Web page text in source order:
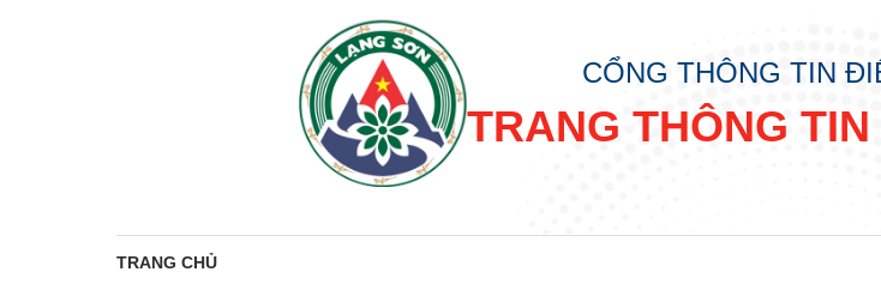
CỔNG THÔNG TIN
TRANG THÔNG
TRANG CHỦ